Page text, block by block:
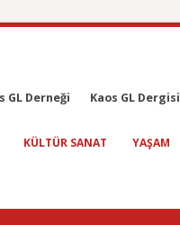
GL Derneği Kaos GL Dergisi
KÜLTÜR SANAT YAŞAM